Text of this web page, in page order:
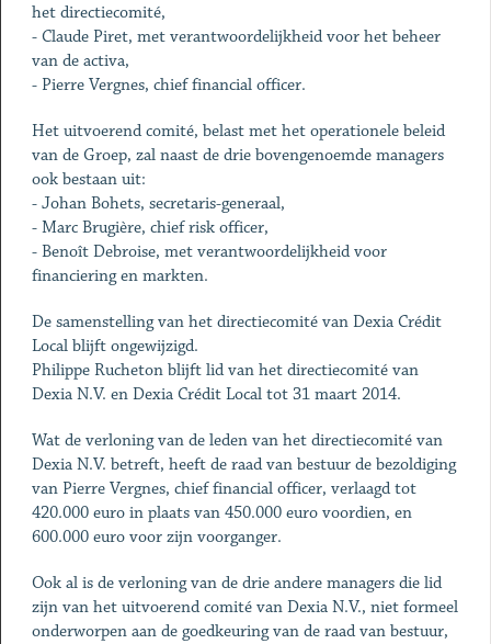
het directiecomité,
- Claude Piret, met verantwoordelijkheid voor het beheer
van de activa,
- Pierre Vergnes, chief financial officer.
Het uitvoerend comité, belast met het operationele beleid
van de Groep, zal naast de drie bovengenoemde managers
ook bestaan uit:
- Johan Bohets, secretaris-generaal,
- Marc Brugière, chief risk officer,
- Benoît Debroise, met verantwoordelijkheid voor
financiering en markten.
De samenstelling van het directiecomité van Dexia Crédit
Local blijft ongewijzigd.
Philippe Rucheton blijft lid van het directiecomité van
Dexia N.V. en Dexia Crédit Local tot 31 maart 2014.
Wat de verloning van de leden van het directiecomité van
Dexia N.V. betreft, heeft de raad van bestuur de bezoldiging
van Pierre Vergnes, chief financial officer, verlaagd tot
420.000 euro in plaats van 450.000 euro voordien, en
600.000 euro voor zijn voorganger.
Ook al is de verloning van de drie andere managers die lid
zijn van het uitvoerend comité van Dexia N.V., niet formeel
onderworpen aan de goedkeuring van de raad van bestuur,